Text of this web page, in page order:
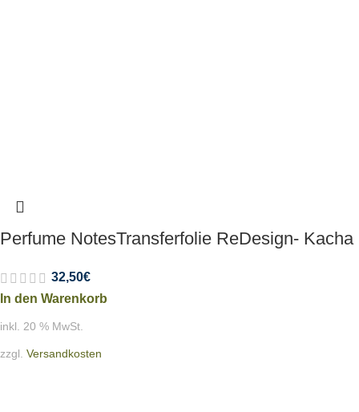
Perfume NotesTransferfolie ReDesign- Kacha
32,50€
In den Warenkorb
inkl. 20 % MwSt.
zzgl. Versandkosten